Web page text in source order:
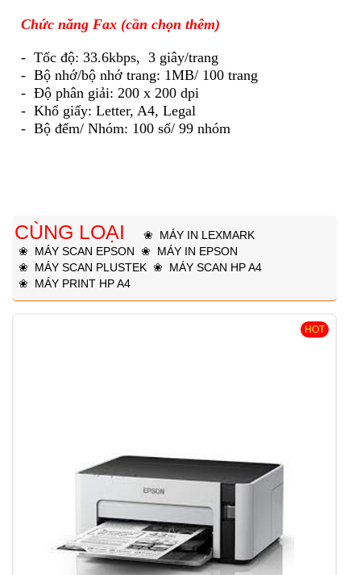
Chức năng Fax (cần chọn thêm)
- Tốc độ: 33.6kbps, 3 giây/trang
- Bộ nhớ/bộ nhớ trang: 1MB/ 100 trang
- Độ phân giải: 200 x 200 dpi
- Khổ giấy: Letter, A4, Legal
- Bộ đếm/ Nhóm: 100 số/ 99 nhóm
CÙNG LOẠI ❀ MÁY IN LEXMARK
❀ MÁY SCAN EPSON ❀ MÁY IN EPSON
❀ MÁY SCAN PLUSTEK ❀ MÁY SCAN HP A4
❀ MÁY PRINT HP A4
HOT